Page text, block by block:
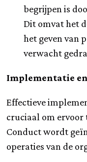
begrijpen is
Dit omvat het
het geven van
verwacht
Implementatie
Effectieve
cruciaal om ervoor
Conduct wordt
operaties van de